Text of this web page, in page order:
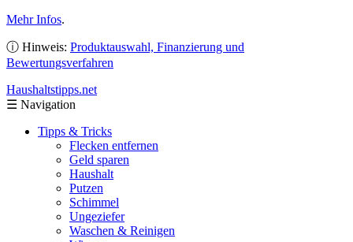
Mehr Infos.
ⓘ Hinweis: Produktauswahl, Finanzierung und
Bewertungsverfahren
Haushaltstipps.net
☰ Navigation
Tipps & Tricks
Flecken entfernen
Geld sparen
Haushalt
Putzen
Schimmel
Ungeziefer
Waschen & Reinigen